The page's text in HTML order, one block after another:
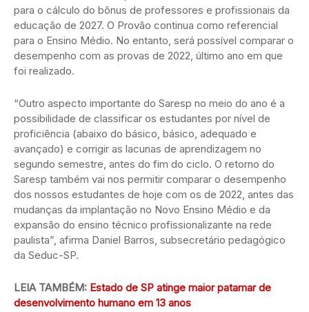
para o cálculo do bônus de professores e profissionais da
educação de 2027. O Provão continua como referencial
para o Ensino Médio. No entanto, será possível comparar o
desempenho com as provas de 2022, último ano em que
foi realizado.
“Outro aspecto importante do Saresp no meio do ano é a
possibilidade de classificar os estudantes por nível de
proficiência (abaixo do básico, básico, adequado e
avançado) e corrigir as lacunas de aprendizagem no
segundo semestre, antes do fim do ciclo. O retorno do
Saresp também vai nos permitir comparar o desempenho
dos nossos estudantes de hoje com os de 2022, antes das
mudanças da implantação no Novo Ensino Médio e da
expansão do ensino técnico profissionalizante na rede
paulista”, afirma Daniel Barros, subsecretário pedagógico
da Seduc-SP.
LEIA TAMBÉM: Estado de SP atinge maior patamar de
desenvolvimento humano em 13 anos